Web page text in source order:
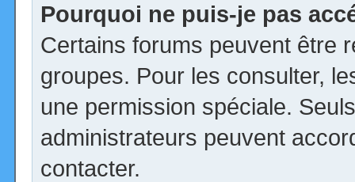
Pourquoi ne puis-je pas
Certains forums peuvent être
groupes. Pour les consulter,
une permission spéciale.
administrateurs peuvent
contacter.